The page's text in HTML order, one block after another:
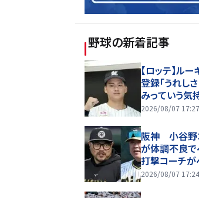
野球の新着記事
【ロッテ】ル
登録「うれし
みっていう気
2026/08/07 17:27
阪神 小谷野
が体調不良で
打撃コーチが
2026/08/07 17:24